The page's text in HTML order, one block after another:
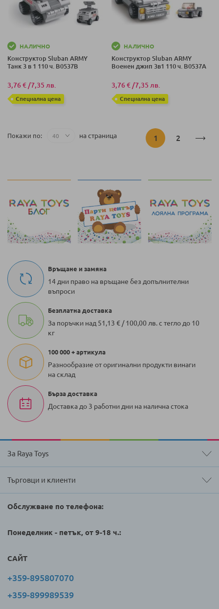
НАЛИЧНО
Конструктор Sluban ARMY
Танк 3 в 1 110 ч. B0537B
3,76 €/7,35 лв.
Специална цена
НАЛИЧНО
Конструктор Sluban ARMY
Военен джип 3в1 110 ч. B0537A
3,76 €/7,35 лв.
Специална цена
В
1 Страница
2
Покажи по на страница
Връщане и замяна
14 дни право на връщане без допълнителни
въпроси
Безплатна доставка
За поръчки над 51,13 € / 100,00 лв. с тегло до 10
кг
100 000 + артикула
Разнообразие от оригинални продукти винаги
на склад
Бърза доставка
Доставка до 3 работни дни на налична стока
За Raya Toys
Търговци и клиенти
Обслужване по телефона:
Понеделник - петък, от 9-18 ч.:
САЙТ
+359-895807070
+359-899989539